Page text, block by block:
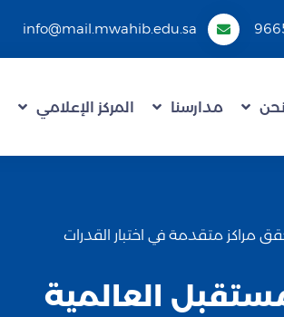
info@mail.mwahib.edu.sa
مدارسنا المركز الإعلامي
مراكز متقدمة في اختبار القدرات
العالمية